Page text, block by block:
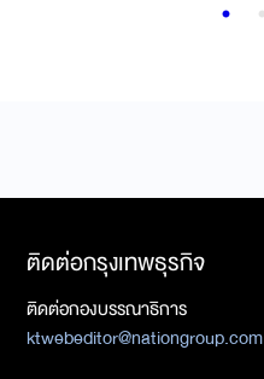
ติดต่อกรุงเทพธุรกิจ
ติดต่อกองบรรณาธิการ
ktwebeditor@nationgroup.com